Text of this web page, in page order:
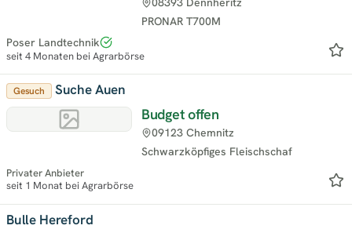
PRONAR T700M
Poser Landtechnik
seit 4 Monaten bei Agrarbörse
Gesuch Suche Auen
Budget offen
Schwarzköpfiges Fleischschaf
09123 Chemnitz
Privater Anbieter
seit 1 Monat bei Agrarbörse
Bulle Hereford